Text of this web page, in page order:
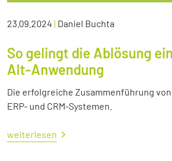
23.09.2024 | Daniel Buchta
So gelingt die Ablösung
Alt-Anwendung
Die erfolgreiche Zusammenführung
ERP- und CRM-Systemen.
weiterlesen